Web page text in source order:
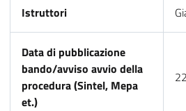
Istruttori
Data di pubblicazione
bando/avviso avvio della
procedura (Sintel, Mepa
et.)